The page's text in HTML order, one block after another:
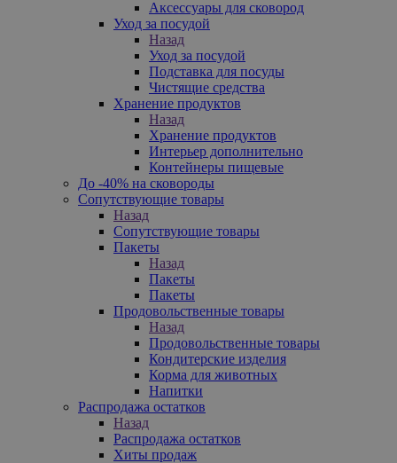
Аксессуары для сковород
Уход за посудой
Назад
Уход за посудой
Подставка для посуды
Чистящие средства
Хранение продуктов
Назад
Хранение продуктов
Интерьер дополнительно
Контейнеры пищевые
До -40% на сковороды
Сопутствующие товары
Назад
Сопутствующие товары
Пакеты
Назад
Пакеты
Пакеты
Продовольственные товары
Назад
Продовольственные товары
Кондитерские изделия
Корма для животных
Напитки
Распродажа остатков
Назад
Распродажа остатков
Хиты продаж